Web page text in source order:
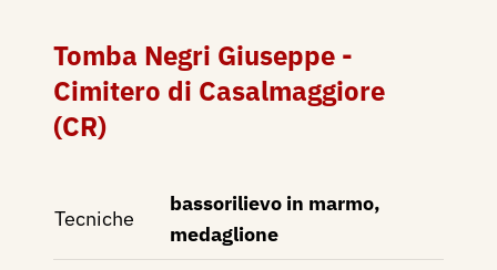
Tomba Negri Giuseppe -
Cimitero di Casalmaggiore
(CR)
Tecniche
bassorilievo in marmo,
medaglione